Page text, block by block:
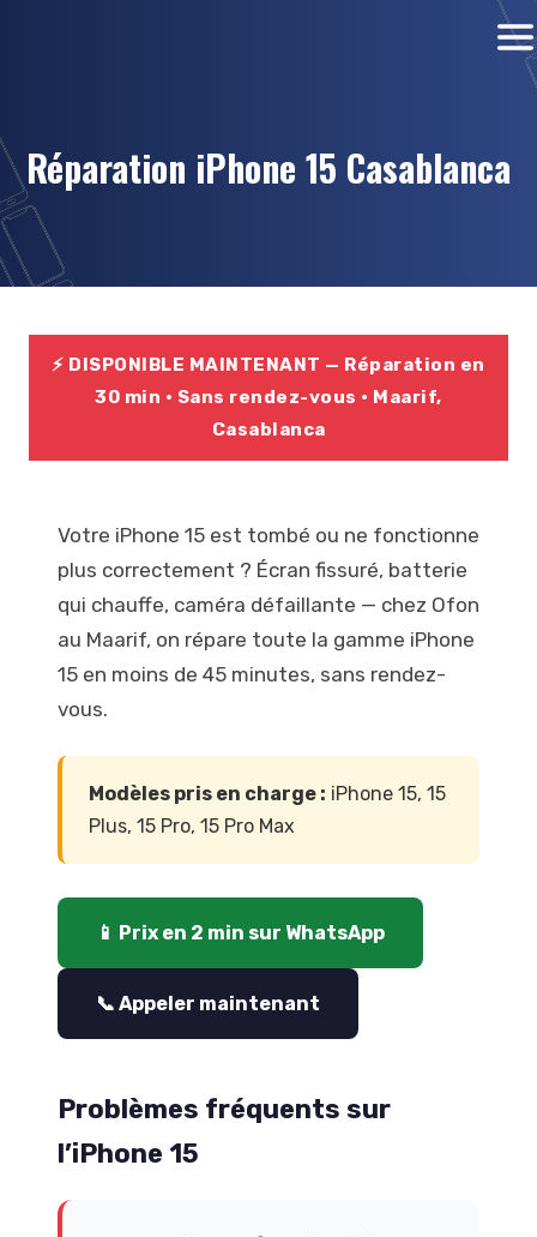
Réparation iPhone 15 Casablanca
⚡ DISPONIBLE MAINTENANT — Réparation en
30 min · Sans rendez-vous · Maarif,
Casablanca
Votre iPhone 15 est tombé ou ne fonctionne
plus correctement ? Écran fissuré, batterie
qui chauffe, caméra défaillante — chez Ofon
au Maarif, on répare toute la gamme iPhone
15 en moins de 45 minutes, sans rendez-
vous.
Modèles pris en charge : iPhone 15, 15
Plus, 15 Pro, 15 Pro Max
📱 Prix en 2 min sur WhatsApp
📞 Appeler maintenant
Problèmes fréquents sur
l’iPhone 15